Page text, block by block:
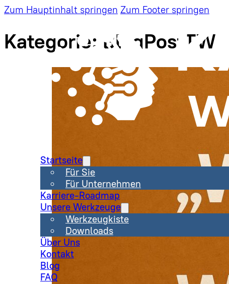
Zum Hauptinhalt springen Zum Footer springen
Startseite
Für Sie
Für Unternehmen
Karriere-Roadmap
Unsere Werkzeuge
Werkzeugkiste
Downloads
Über Uns
Kontakt
Blog
FAQ
Kategorie: BlogPostTW